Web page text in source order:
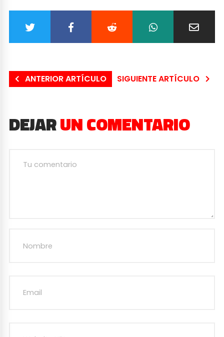
ANTERIOR ARTÍCULO SIGUIENTE ARTÍCULO
DEJARUN COMENTARIO